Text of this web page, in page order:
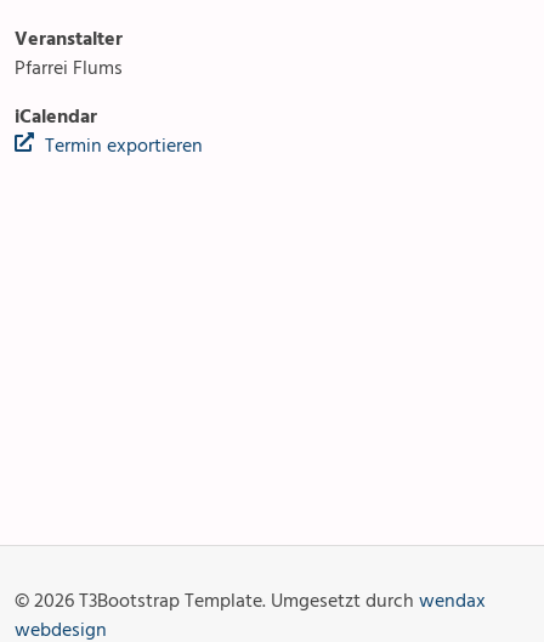
Veranstalter
Pfarrei Flums
iCalendar
Termin exportieren
© 2026 T3Bootstrap Template. Umgesetzt durch wendax
webdesign
Angebot & Sakramente
Aktuelles
Fotogalerie
Links